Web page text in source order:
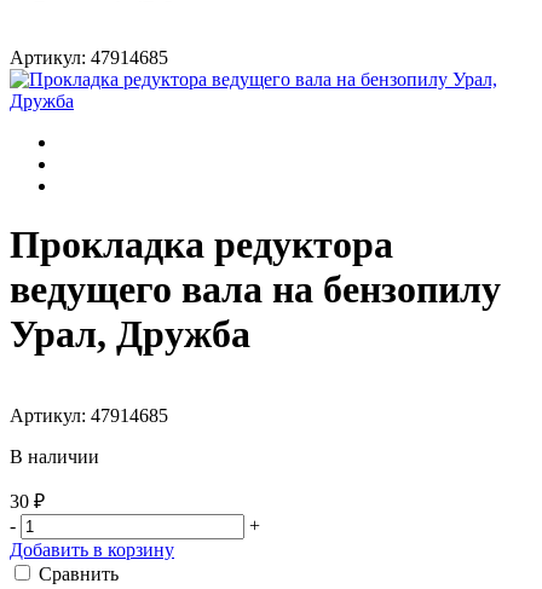
Артикул: 47914685
Прокладка редуктора
ведущего вала на бензопилу
Урал, Дружба
Артикул: 47914685
В наличии
30 ₽
-
+
Добавить в корзину
Сравнить